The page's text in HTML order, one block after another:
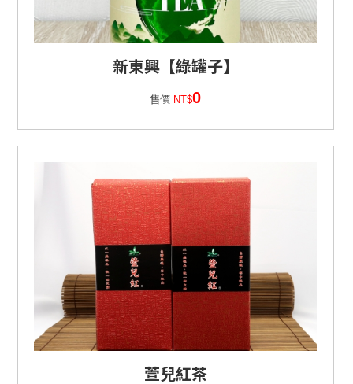
新東興【綠罐子】
售價 NT$0
萱兒紅茶